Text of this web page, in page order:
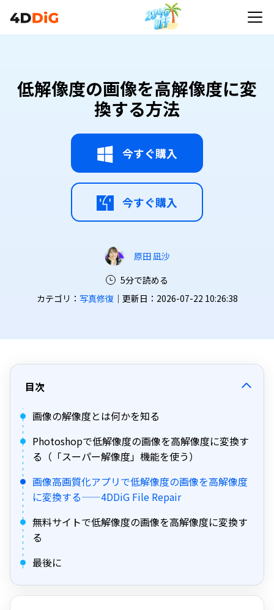
低解像度の画像を高解像度に変
換する方法
今すぐ購入
今すぐ購入
原田 凪沙
5分で読める
カテゴリ： 写真修復｜更新日：2026-07-22 10:26:38
目次
画像の解像度とは何かを知る
Photoshopで低解像度の画像を高解像度に変換す
る（「スーパー解像度」機能を使う）
画像高画質化アプリで低解像度の画像を高解像度
に変換する——4DDiG File Repair
無料サイトで低解像度の画像を高解像度に変換す
る
最後に